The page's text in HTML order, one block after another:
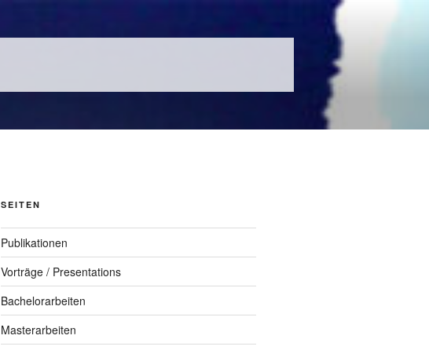
SEITEN
Publikationen
Vorträge / Presentations
Bachelorarbeiten
Masterarbeiten